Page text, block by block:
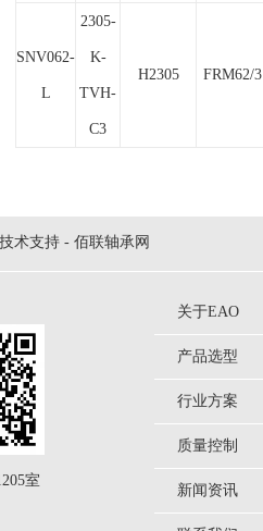
SNV062-
L
2305-
K-
TVH-
C3
H2305 FRM62/3
术支持 - 佰联轴承网
室
关于EAO
产品选型
行业方案
质量控制
新闻资讯